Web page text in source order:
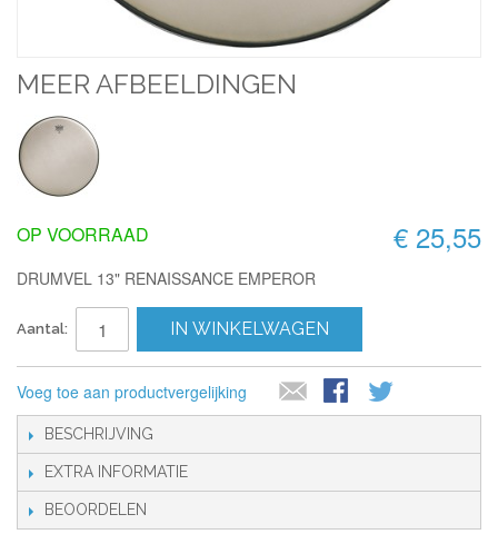
MEER AFBEELDINGEN
€ 25,55
OP VOORRAAD
DRUMVEL 13" RENAISSANCE EMPEROR
Aantal: IN WINKELWAGEN
Voeg toe aan productvergelijking
BESCHRIJVING
EXTRA INFORMATIE
BEOORDELEN